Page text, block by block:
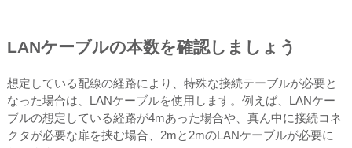
LANケーブルの本数を確認しましょう
想定している配線の経路により、特殊な接続テーブルが必要と
なった場合は、LANケーブルを使用します。例えば、LANケー
ブルの想定している経路が4mあった場合や、真ん中に接続コネ
クタが必要な扉を挟む場合、2mと2mのLANケーブルが必要に